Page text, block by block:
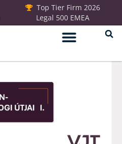
Top Tier Firm 2026
Legal 500 EMEA